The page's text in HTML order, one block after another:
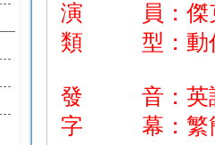
演 員：傑克
類 型：動
發 音：英
字 幕：繁簡